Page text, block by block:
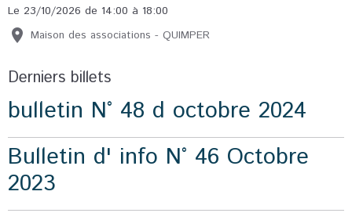
Le 23/10/2026 de 14:00 à 18:00
Maison des associations - QUIMPER
Derniers billets
bulletin N° 48 d octobre 2024
Bulletin d' info N° 46 Octobre
2023